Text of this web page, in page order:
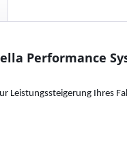
Performance
Leistungssteigerung Ihres